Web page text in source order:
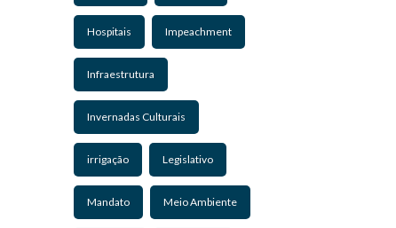
Hospitais Impeachment
Infraestrutura
Invernadas Culturais
irrigação Legislativo
Mandato Meio Ambiente